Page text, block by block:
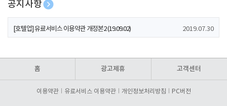
공지사항
[호텔업] 개인정보 처리방침 개정본1 (19.09.02)
[호텔업] 유료서비스 이용약관 개정본2 (19.09.02) 2019.07.30
홈 광고제휴 고객센터
이용약관 유료서비스 이용약관 개인정보처리방침 PC버전